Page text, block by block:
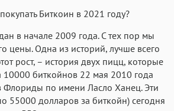
Аа
Fira Sans Times
Francisco Аа
SF Serif Аа
New York
Аа Аа
Биткоин в 2021 году?
в начале 2009 года. С тех пор мы
цены. Одна из историй, лучше всего
рост, – история двух пицц, которые
биткойнов 22 мая 2010 года
Флориды по имени Ласло Ханец. Эти
55000 долларов за биткойн) сегодня